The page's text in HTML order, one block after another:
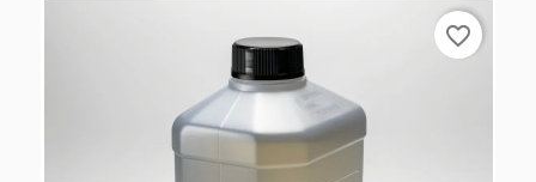
favorite_border